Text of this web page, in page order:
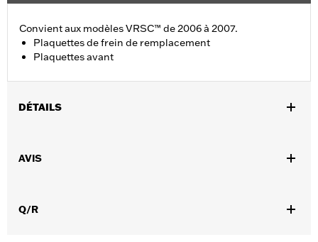
Convient aux modèles VRSC™ de 2006 à 2007.
Plaquettes de frein de remplacement
Plaquettes avant
DÉTAILS
Position sur la moto:
AVIS
Q/R